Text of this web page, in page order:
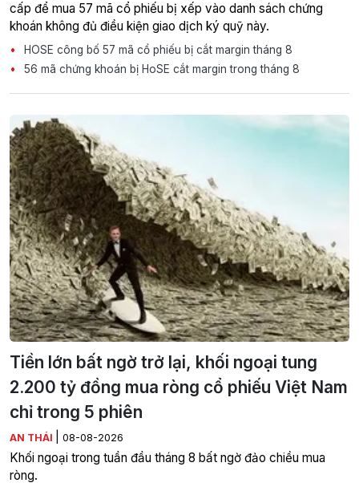
cấp để mua 57 mã cổ phiếu bị xếp vào danh sách chứng
khoán không đủ điều kiện giao dịch ký quỹ này.
HOSE công bố 57 mã cổ phiếu bị cắt margin tháng 8
56 mã chứng khoán bị HoSE cắt margin trong tháng 8
Tiền lớn bất ngờ trở lại, khối ngoại tung
2.200 tỷ đồng mua ròng cổ phiếu Việt Nam
chỉ trong 5 phiên
AN THÁI 08-08-2026
Khối ngoại trong tuần đầu tháng 8 bất ngờ đảo chiều mua
ròng.